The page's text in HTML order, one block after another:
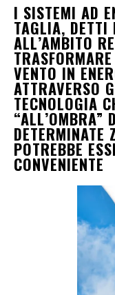
I SISTEMI AD
TAGLIA, DETTI
ALL’AMBITO
VENTO IN
ATTRAVERSO
TECNOLOGIA
“ALL’OMBRA”
DETERMINATE
POTREBBE
CONVENIENTE